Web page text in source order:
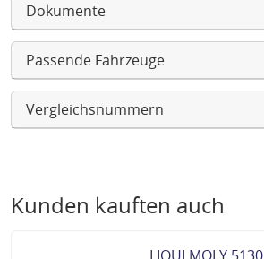
Dokumente
Passende Fahrzeuge
Vergleichsnummern
Kunden kauften auch